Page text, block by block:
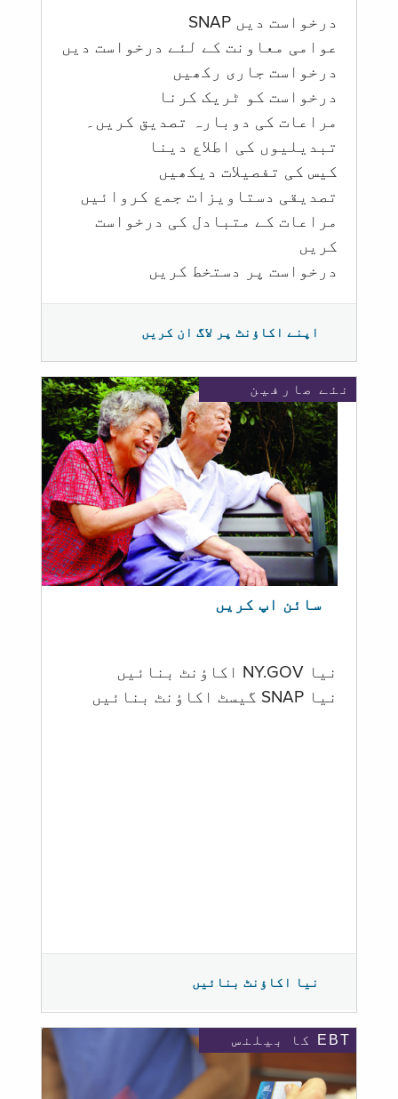
درخواست دیں SNAP
عوامی معاونت کے لئے درخواست دیں
درخواست جاری رکھیں
درخواست کو ٹریک کرنا
مراعات کی دوبارہ تصدیق کریں۔
تبدیلیوں کی اطلاع دینا
کیس کی تفصیلات دیکھیں
تصدیقی دستاویزات جمع کروائیں
مراعات کے متبادل کی درخواست
کریں
درخواست پر دستخط کریں
اپنے اکاؤنٹ پر لاگ ان کریں
نئے صارفین
سائن اپ کریں
نیا NY.GOV اکاؤنٹ بنائیں
نیا SNAP گیسٹ اکاؤنٹ بنائیں
نیا اکاؤنٹ بنائیں
EBT کا بیلنس